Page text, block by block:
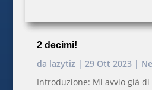
2 decimi!
da lazytiz | 29 Ott 2023|
Introduzione: Mi avvio già